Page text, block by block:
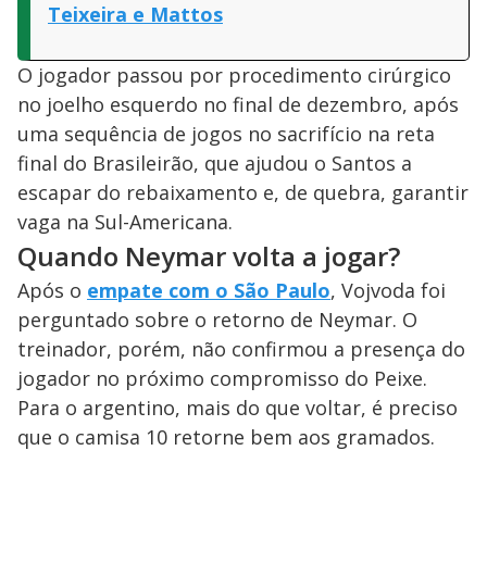
Teixeira e Mattos
O jogador passou por procedimento cirúrgico
no joelho esquerdo no final de dezembro, após
uma sequência de jogos no sacrifício na reta
final do Brasileirão, que ajudou o Santos a
escapar do rebaixamento e, de quebra, garantir
vaga na Sul-Americana.
Quando Neymar volta a jogar?
Após o empate com o São Paulo, Vojvoda foi
perguntado sobre o retorno de Neymar. O
treinador, porém, não confirmou a presença do
jogador no próximo compromisso do Peixe.
Para o argentino, mais do que voltar, é preciso
que o camisa 10 retorne bem aos gramados.